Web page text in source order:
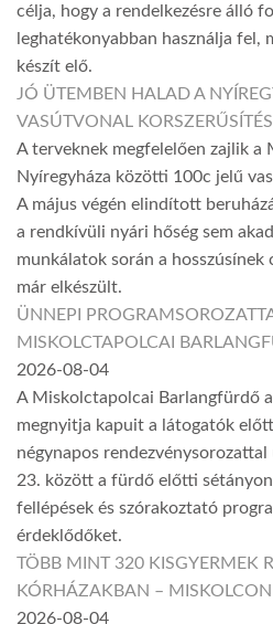
célja, hogy a rendelkezésre álló
leghatékonyabban használja fel,
készít elő.
JÓ ÜTEMBEN HALAD A
VASÚTVONAL
A terveknek megfelelően zajlik a
Nyíregyháza közötti 100c jelű
A május végén elindított
a rendkívüli nyári hőség sem
munkálatok során a hosszúsínek
már elkészült.
ÜNNEPI
MISKOLCTAPOLCAI
2026-08-04
A Miskolctapolcai Barlangfürdő
megnyitja kapuit a látogatók
négynapos
23. között a fürdő előtti
fellépések és szórakoztató
érdeklődőket.
TÖBB MINT 320 KISGYERMEK
KÓRHÁZAKBAN – MISKOLCON
2026-08-04